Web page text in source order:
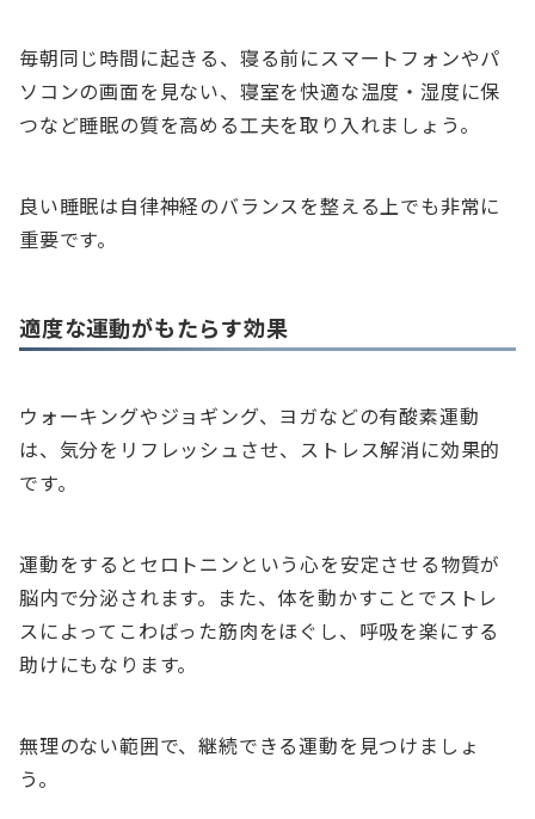
毎朝同じ時間に起きる、寝る前にスマートフォンやパ
ソコンの画面を見ない、寝室を快適な温度・湿度に保
つなど睡眠の質を高める工夫を取り入れましょう。
良い睡眠は自律神経のバランスを整える上でも非常に
重要です。
適度な運動がもたらす効果
ウォーキングやジョギング、ヨガなどの有酸素運動
は、気分をリフレッシュさせ、ストレス解消に効果的
です。
運動をするとセロトニンという心を安定させる物質が
脳内で分泌されます。また、体を動かすことでストレ
スによってこわばった筋肉をほぐし、呼吸を楽にする
助けにもなります。
無理のない範囲で、継続できる運動を見つけましょ
う。